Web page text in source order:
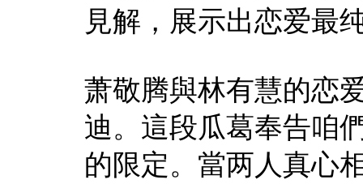
見解，展示出恋爱最
萧敬腾與林有慧的恋
迪。這段瓜葛奉告咱
的限定。當两人真心